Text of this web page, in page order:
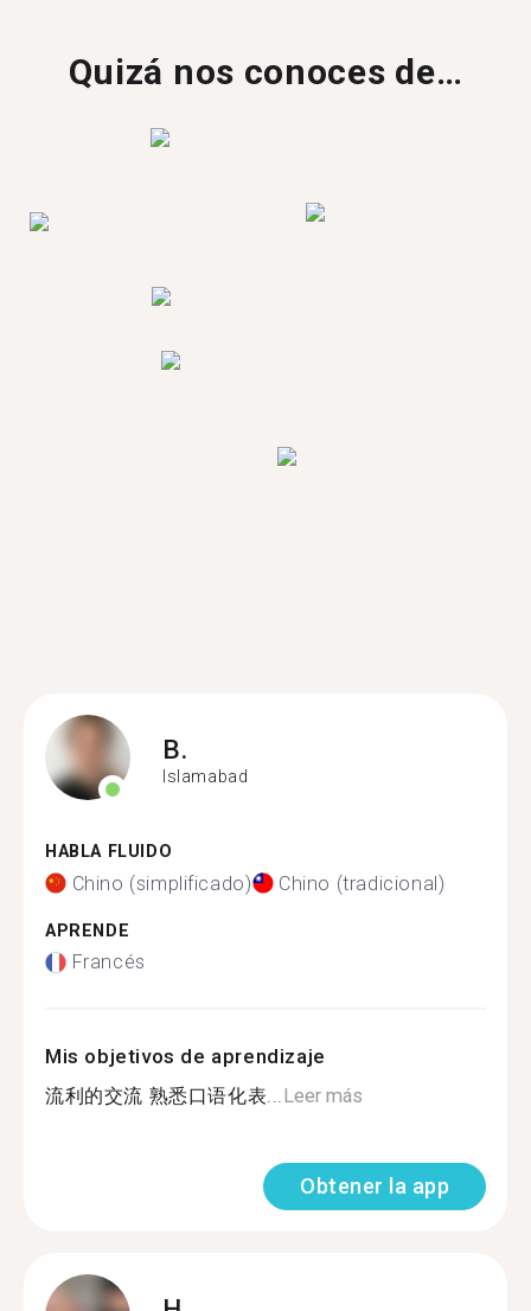
Quizá nos conoces de…
B.
Islamabad
HABLA FLUIDO
Chino (simplificado) Chino (tradicional)
APRENDE
Francés
Mis objetivos de aprendizaje
流利的交流 熟悉口语化表...Leer más
Obtener la app